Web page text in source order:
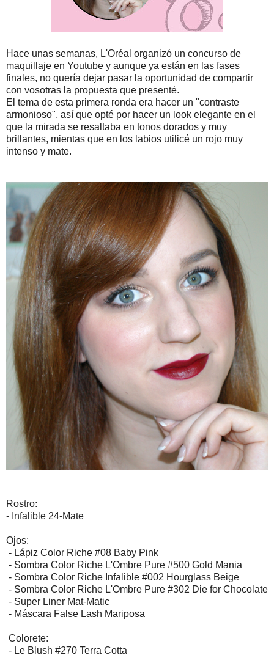
Hace unas semanas, L'Oréal organizó un concurso de
maquillaje en Youtube y aunque ya están en las fases
finales, no quería dejar pasar la oportunidad de compartir
con vosotras la propuesta que presenté.
El tema de esta primera ronda era hacer un "contraste
armonioso", así que opté por hacer un look elegante en el
que la mirada se resaltaba en tonos dorados y muy
brillantes, mientas que en los labios utilicé un rojo muy
intenso y mate.
Rostro:
- Infalible 24-Mate
Ojos:
- Lápiz Color Riche #08 Baby Pink
- Sombra Color Riche L'Ombre Pure #500 Gold Mania
- Sombra Color Riche Infalible #002 Hourglass Beige
- Sombra Color Riche L'Ombre Pure #302 Die for Chocolate
- Super Liner Mat-Matic
- Máscara False Lash Mariposa
Colorete:
- Le Blush #270 Terra Cotta